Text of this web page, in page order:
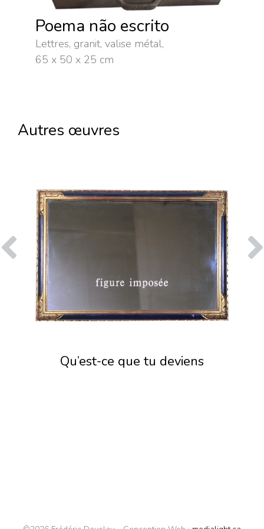
Poema não escrito
Lettres, granit, valise métal,
65 x 50 x 25 cm
Autres œuvres
Qu’est-ce que tu deviens